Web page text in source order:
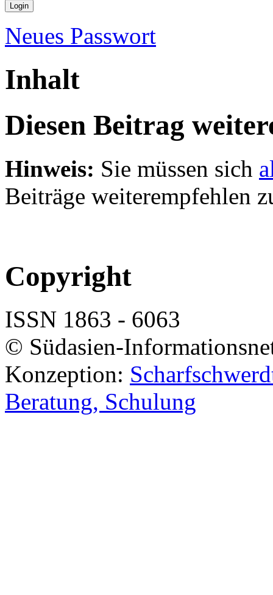
Neues Passwort
Inhalt
Diesen Beitrag
Hinweis: Sie müssen sich
Beiträge weiterempfehlen
Copyright
ISSN 1863 - 6063
© Südasien-
Konzeption:
Beratung, Schulung